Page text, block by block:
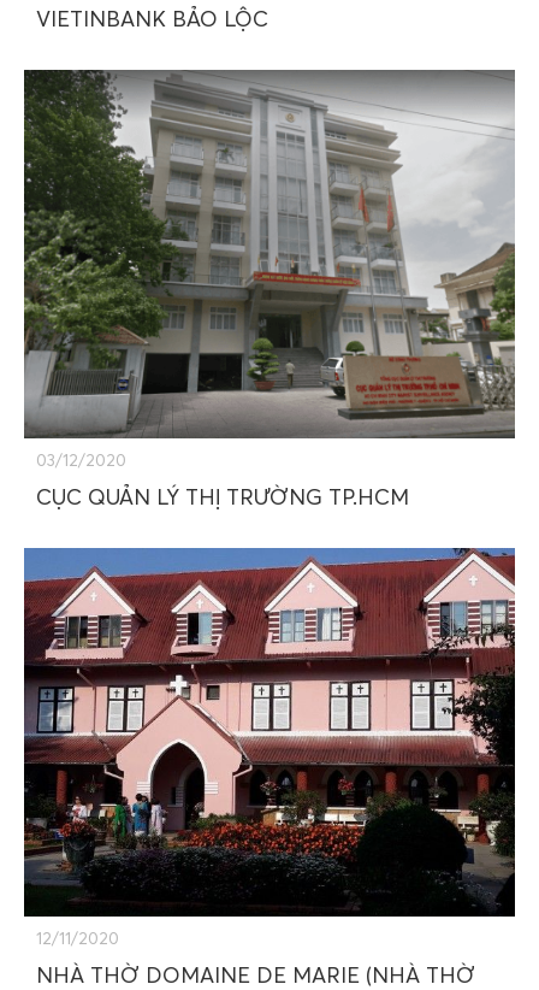
VIETINBANK BẢO LỘC
03/12/2020
CỤC QUẢN LÝ THỊ TRƯỜNG TP.HCM
12/11/2020
NHÀ THỜ DOMAINE DE MARIE (NHÀ THỜ